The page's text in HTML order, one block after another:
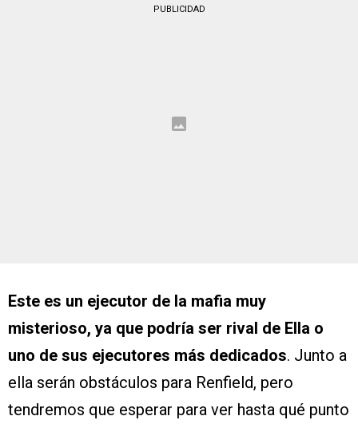
PUBLICIDAD
Este es un ejecutor de la mafia muy
misterioso, ya que podría ser rival de Ella o
uno de sus ejecutores más dedicados. Junto a
ella serán obstáculos para Renfield, pero
tendremos que esperar para ver hasta qué punto